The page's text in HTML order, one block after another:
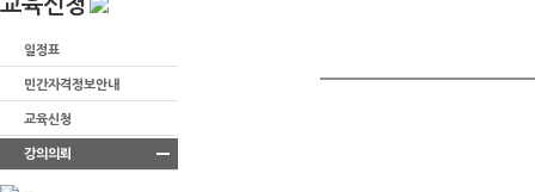
교육신청
일정표
민간자격정보안내
교육신청
강의의뢰